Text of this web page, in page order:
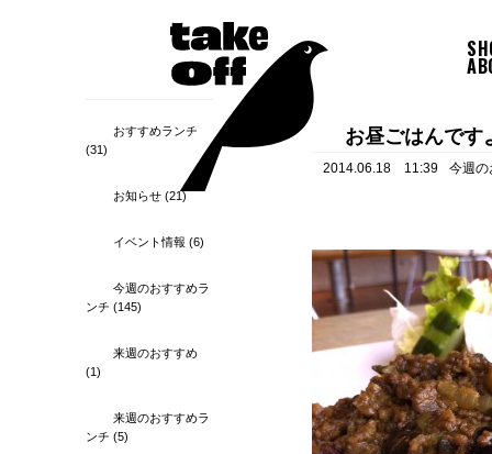
おすすめランチ
(31)
お知らせ (21)
イベント情報 (6)
今週のおすすめラ
ンチ (145)
来週のおすすめ
(1)
来週のおすすめラ
ンチ (5)
お昼ごはんです
2014.06.18 11:39 今週の